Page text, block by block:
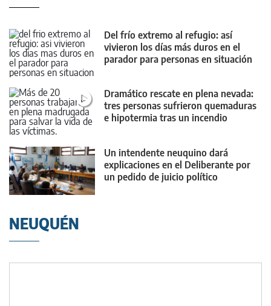
Del frío extremo al refugio: así
vivieron los días más duros en el
parador para personas en situación
Dramático rescate en plena nevada:
tres personas sufrieron quemaduras
e hipotermia tras un incendio
Un intendente neuquino dará
explicaciones en el Deliberante por
un pedido de juicio político
NEUQUÉN